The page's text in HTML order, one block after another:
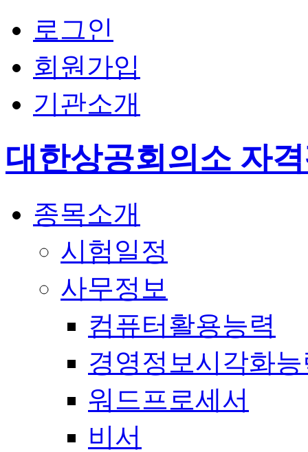
로그인
회원가입
기관소개
대한상공회의소 자
종목소개
시험일정
사무정보
컴퓨터활용능력
경영정보시각화
워드프로세서
비서